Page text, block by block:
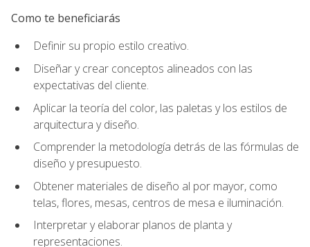
Como te beneficiarás
Definir su propio estilo creativo.
Diseñar y crear conceptos alineados con las
expectativas del cliente.
Aplicar la teoría del color, las paletas y los estilos de
arquitectura y diseño.
Comprender la metodología detrás de las fórmulas de
diseño y presupuesto.
Obtener materiales de diseño al por mayor, como
telas, flores, mesas, centros de mesa e iluminación.
Interpretar y elaborar planos de planta y
representaciones.